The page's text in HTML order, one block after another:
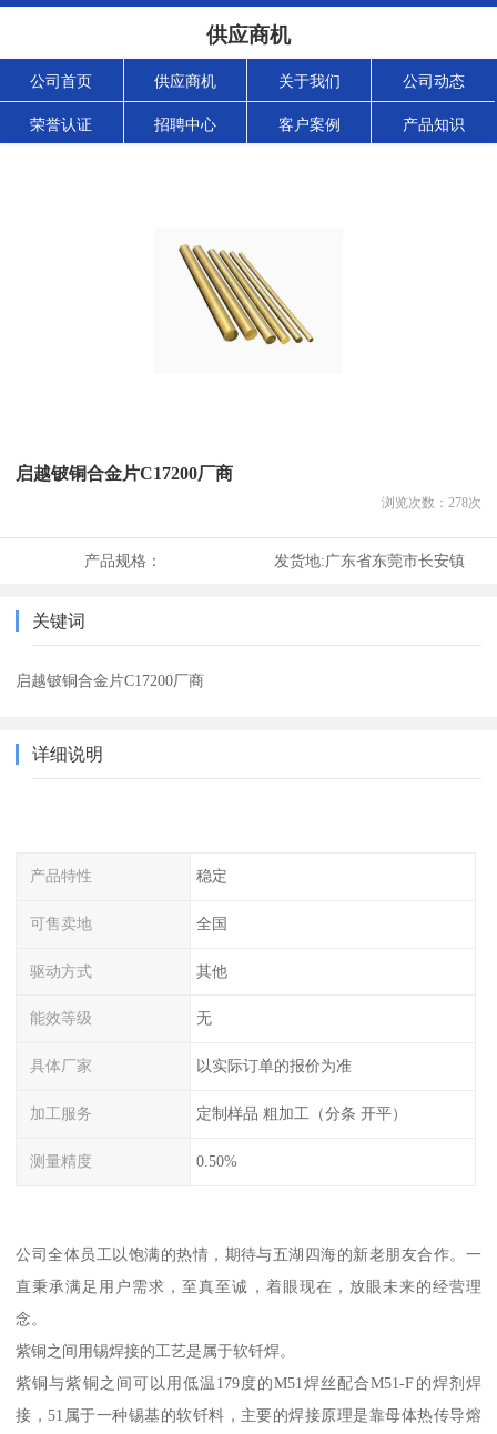
供应商机
公司首页 供应商机 关于我们 公司动态
荣誉认证 招聘中心 客户案例 产品知识
启越铍铜合金片C17200厂商
浏览次数： 278次
产品规格： 发货地:广东省东莞市长安镇
关键词
启越铍铜合金片C17200厂商
详细说明
产品特性 稳定
可售卖地 全国
驱动方式 其他
能效等级 无
具体厂家 以实际订单的报价为准
加工服务 定制样品 粗加工（分条 开平）
测量精度 0.50%
公司全体员工以饱满的热情，期待与五湖四海的新老朋友合作。一
直秉承满足用户需求，至真至诚，着眼现在，放眼未来的经营理
念。
紫铜之间用锡焊接的工艺是属于软钎焊。
紫铜与紫铜之间可以用低温179度的M51焊丝配合M51-F的焊剂焊
接，51属于一种锡基的软钎料，主要的焊接原理是靠母体热传导熔